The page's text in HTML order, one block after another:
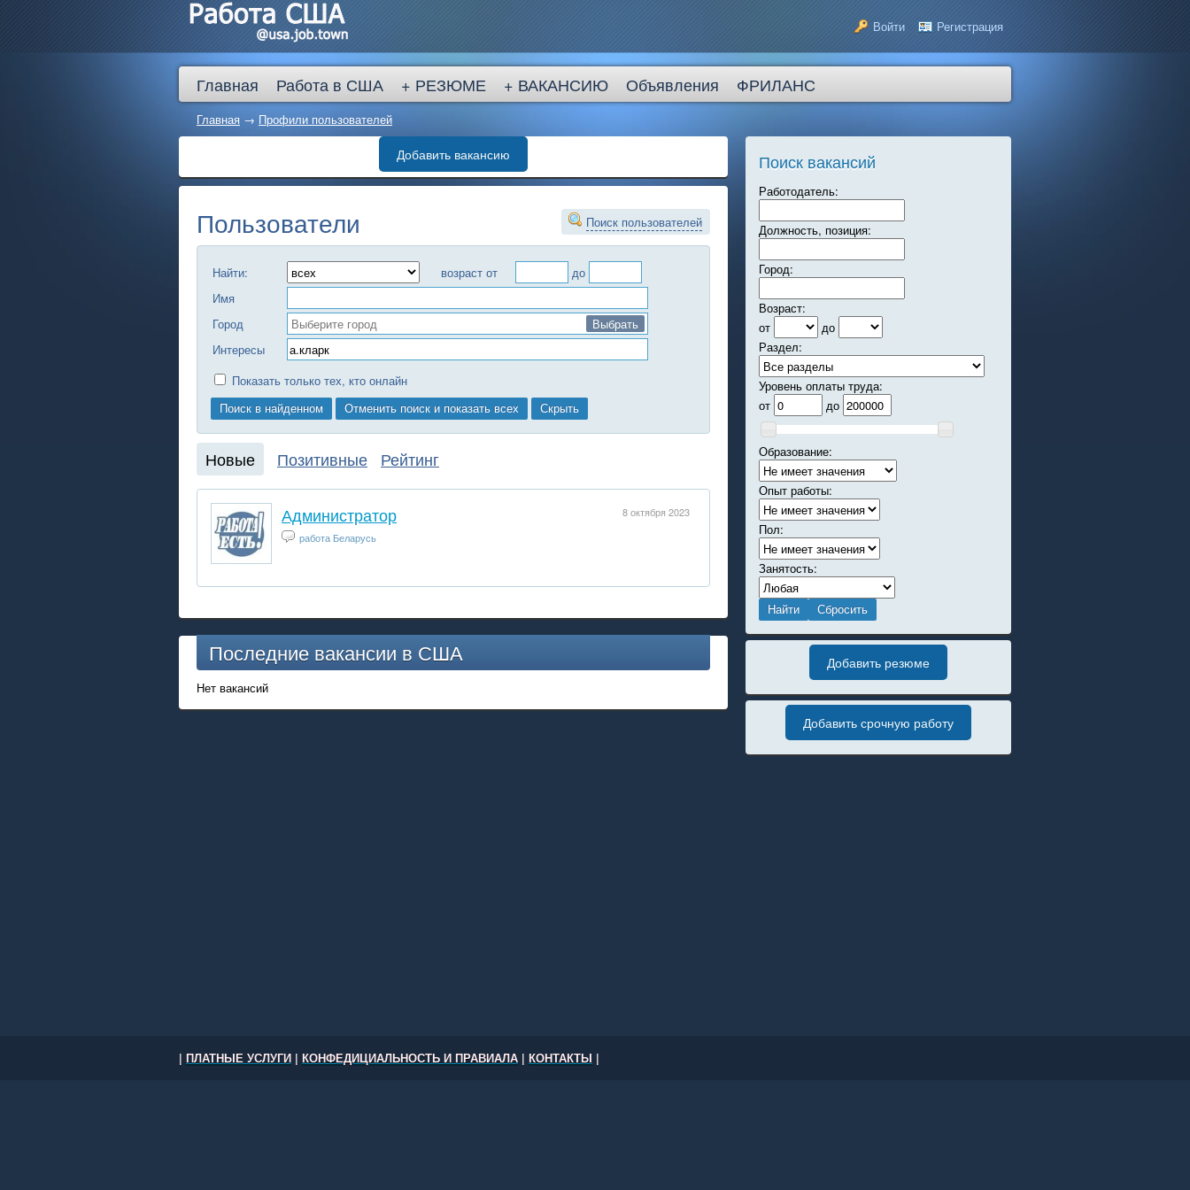
Войти Регистрация
Главная Работа в США + РЕЗЮМЕ + ВАКАНСИЮ Объявления ФРИЛАНС
Главная → Профили пользователей
Добавить вакансию
Поиск пользователей
Пользователи
Найти: возраст от
до
Имя
Город
Выбрать
Интересы
Показать только тех, кто онлайн
Новые Позитивные Рейтинг
8 октября 2023
Администратор
работа Беларусь
Последние вакансии в США
Нет вакансий
Поиск вакансий
Работодатель:
Должность, позиция:
Город:
Возраст:
от
до
Раздел:
Уровень оплаты труда:
от
до
Образование:
Опыт работы:
Пол:
Занятость:
Добавить резюме
Добавить срочную работу
| ПЛАТНЫЕ УСЛУГИ | КОНФЕДИЦИАЛЬНОСТЬ И ПРАВИАЛА | КОНТАКТЫ |